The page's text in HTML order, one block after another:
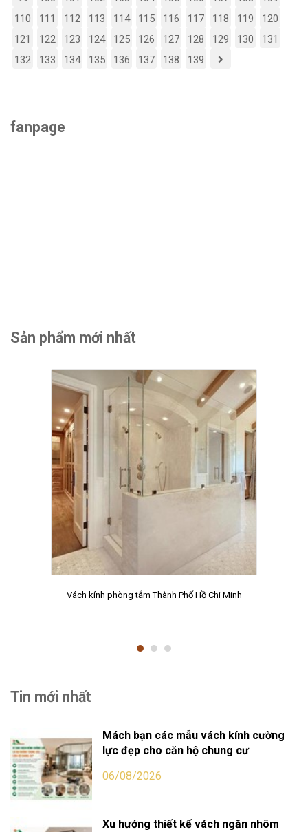
110
111 112 113 114 115 116 117 118 119
120
121
122 123 124 125 126 127 128 129 130
131
132
133 134 135 136 137 138 139
fanpage
Sản phẩm mới nhất
Vách kính phòng tắm Thành Phố Hồ Chi Minh
Tin mới nhất
Mách bạn các mẫu vách kính cường
lực đẹp cho căn hộ chung cư
06/08/2026
Xu hướng thiết kế vách ngăn nhôm